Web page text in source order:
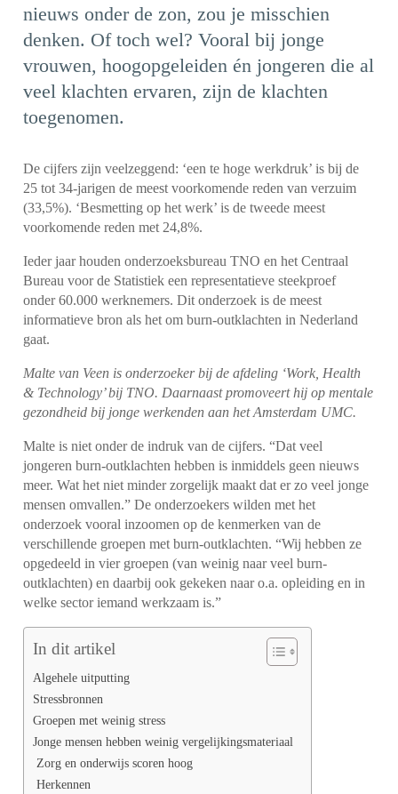
nieuws onder de zon, zou je misschien
denken. Of toch wel? Vooral bij jonge
vrouwen, hoogopgeleiden én jongeren die al
veel klachten ervaren, zijn de klachten
toegenomen.
De cijfers zijn veelzeggend: ‘een te hoge werkdruk’ is bij de
25 tot 34-jarigen de meest voorkomende reden van verzuim
(33,5%). ‘Besmetting op het werk’ is de tweede meest
voorkomende reden met 24,8%.
Ieder jaar houden onderzoeksbureau TNO en het Centraal
Bureau voor de Statistiek een representatieve steekproef
onder 60.000 werknemers. Dit onderzoek is de meest
informatieve bron als het om burn-outklachten in Nederland
gaat.
Malte van Veen is onderzoeker bij de afdeling ‘Work, Health
& Technology’ bij TNO. Daarnaast promoveert hij op mentale
gezondheid bij jonge werkenden aan het Amsterdam UMC.
Malte is niet onder de indruk van de cijfers. “Dat veel
jongeren burn-outklachten hebben is inmiddels geen nieuws
meer. Wat het niet minder zorgelijk maakt dat er zo veel jonge
mensen omvallen.”De onderzoekers wilden met het
onderzoek vooral inzoomen op de kenmerken van de
verschillende groepen met burn-outklachten.“Wij hebben ze
opgedeeld in vier groepen (van weinig naar veel burn-
outklachten) en daarbij ook gekeken naar o.a. opleiding en in
welke sector iemand werkzaam is.”
In dit artikel
Algehele uitputting
Stressbronnen
Groepen met weinig stress
Jonge mensen hebben weinig vergelijkingsmateriaal
Zorg en onderwijs scoren hoog
Herkennen